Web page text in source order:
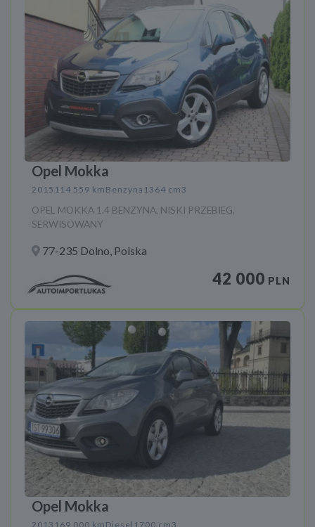
Opel Mokka
2015 114 559 km Benzyna 1364 cm3
OPEL MOKKA 1.4 BENZYNA, NISKI PRZEBIEG,
SERWISOWANY
77-235 Dolno, Polska
42 000 PLN
Opel Mokka
2013 169 000 km Diesel 1700 cm3